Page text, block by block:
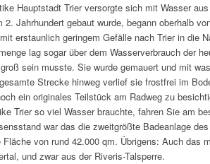
Hauptstadt Trier versorgte sich mit Wasser
2. Jahrhundert gebaut wurde, begann oberhalb
erstaunlich geringem Gefälle nach Trier in die
lag sogar über dem Wasserverbrauch der
sein musste. Sie wurde gemauert und mit
Strecke hinweg verlief sie frostfrei im
ein originales Teilstück am Radweg zu
Trier so viel Wasser brauchte, fahren Sie am
war das die zweitgrößte Badeanlage
von rund 42.000 qm. Übrigens: Auch das
und zwar aus der Riveris-Talsperre.